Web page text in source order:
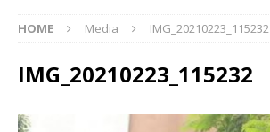
HOME Media IMG_20210223_115232
IMG_20210223_115232